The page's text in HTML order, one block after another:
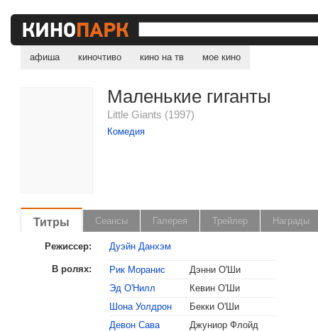
афиша киночтиво кино на тв мое кино
Маленькие гиганты
Little Giants (1997)
Комедия
Титры Сеансы Галерея Трейлер Награды
Режиссер: Дуэйн Данхэм
В ролях: Рик Моранис
Дэнни О'Ши
Эд О'Нилл
Кевин О'Ши
Шона Уолдрон
Бекки О'Ши
Девон Сава
Джуниор Флойд